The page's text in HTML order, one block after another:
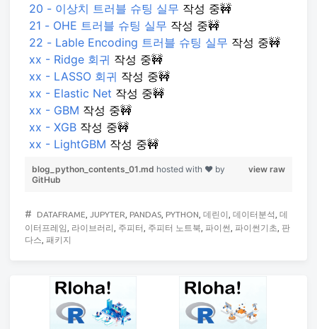
20 - 이상치 트러블 슈팅 실무 작성 중🚧
21 - OHE 트러블 슈팅 실무 작성 중🚧
22 - Lable Encoding 트러블 슈팅 실무 작성 중🚧
xx - Ridge 회귀 작성 중🚧
xx - LASSO 회귀 작성 중🚧
xx - Elastic Net 작성 중🚧
xx - GBM 작성 중🚧
xx - XGB 작성 중🚧
xx - LightGBM 작성 중🚧
view raw
blog_python_contents_01.md hosted with ❤ by
GitHub
# DATAFRAME JUPYTER PANDAS, PYTHON 데린이 데이터분석
데
이터프레임
라이브러리 주피터 주피터 노트북 파이썬 파이썬기초
판
다스 패키지